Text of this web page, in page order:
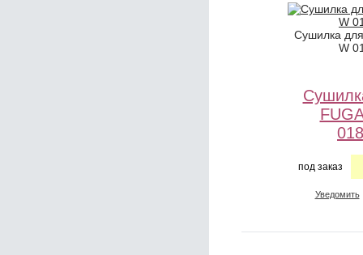
Сушилка
W
под заказ
Уведомить